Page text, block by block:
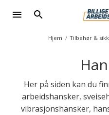
Hjem Tilbehør &
Her på siden kan du
arbeidshansker,
vibrasjonshansker,